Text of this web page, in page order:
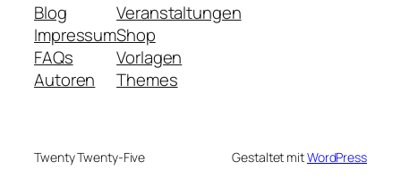
Blog
Impressum
FAQs
Autoren
Veranstaltungen
Shop
Vorlagen
Themes
Twenty Twenty-Five Gestaltet mitWordPress